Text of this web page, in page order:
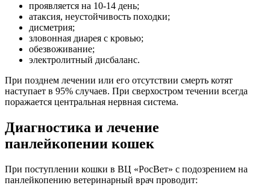
проявляется на 10-14 день;
атаксия, неустойчивость походки;
дисметрия;
зловонная диарея с кровью;
обезвоживание;
электролитный дисбаланс.
При позднем лечении или его отсутствии смерть котят
наступает в 95% случаев. При сверхостром течении всегда
поражается центральная нервная система.
Диагностика и лечение
панлейкопении кошек
При поступлении кошки в ВЦ «РосВет» с подозрением на
панлейкопению ветеринарный врач проводит: